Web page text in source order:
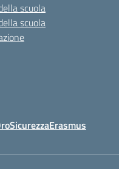
scuola
scuola
SicurezzaErasmus